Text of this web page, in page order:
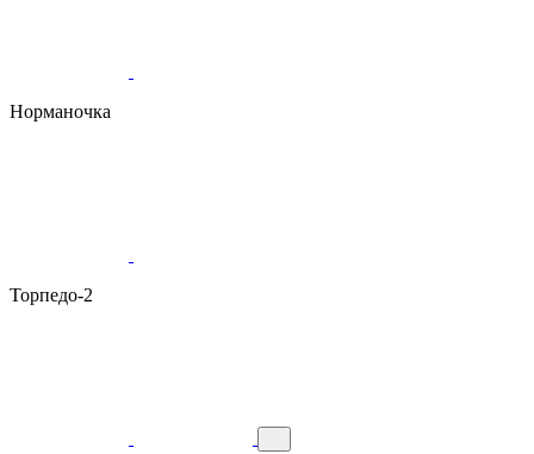
Норманочка
Торпедо-2